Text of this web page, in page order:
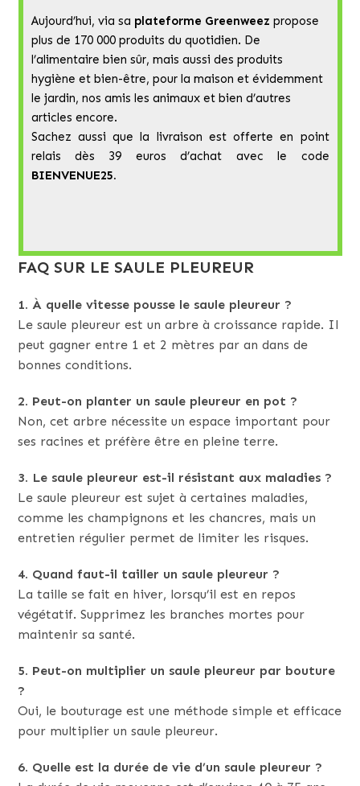
Aujourd’hui, via sa plateforme Greenweez propose
plus de 170 000 produits du quotidien. De
l’alimentaire bien sûr, mais aussi des produits
hygiène et bien-être, pour la maison et évidemment
le jardin, nos amis les animaux et bien d’autres
articles encore.
Sachez aussi que la livraison est offerte en point
relais dès 39 euros d’achat avec le code
BIENVENUE25.
FAQ SUR LE SAULE PLEUREUR
1. À quelle vitesse pousse le saule pleureur ?
Le saule pleureur est un arbre à croissance rapide. Il
peut gagner entre 1 et 2 mètres par an dans de
bonnes conditions.
2. Peut-on planter un saule pleureur en pot ?
Non, cet arbre nécessite un espace important pour
ses racines et préfère être en pleine terre.
3. Le saule pleureur est-il résistant aux maladies ?
Le saule pleureur est sujet à certaines maladies,
comme les champignons et les chancres, mais un
entretien régulier permet de limiter les risques.
4. Quand faut-il tailler un saule pleureur ?
La taille se fait en hiver, lorsqu’il est en repos
végétatif. Supprimez les branches mortes pour
maintenir sa santé.
5. Peut-on multiplier un saule pleureur par bouture
?
Oui, le bouturage est une méthode simple et efficace
pour multiplier un saule pleureur.
6. Quelle est la durée de vie d’un saule pleureur ?